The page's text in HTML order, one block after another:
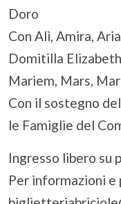
Doro
Con Alì, Amira,
Domitilla
Mariem, Mars,
Con il sostegno
le Famiglie del
Ingresso libero su
Per informazioni